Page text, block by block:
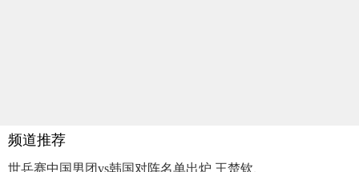
频道推荐
世乒赛中国男团vs韩国对阵名单出炉 王楚钦、